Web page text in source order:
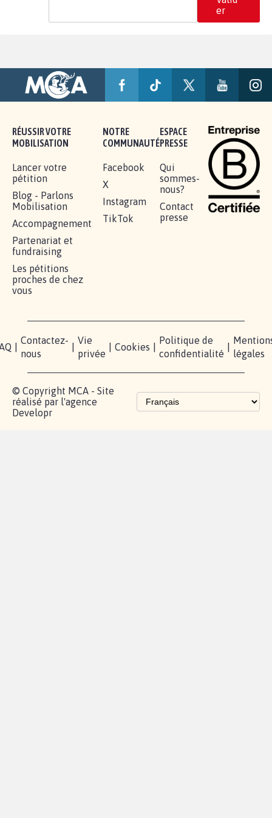
er
RÉUSSIR VOTRE
MOBILISATION
Lancer votre
pétition
Blog - Parlons
Mobilisation
Accompagnement
Partenariat et
fundraising
Les pétitions
proches de chez
vous
NOTRE
COMMUNAUTÉ
Facebook
X
Instagram
TikTok
ESPACE
PRESSE
Qui
sommes-
nous?
Contact
presse
Contactez-
nous
Vie
privée
Cookies
Politique de
confidentialité
légales
© Copyright MCA - Site
réalisé par l'agence
Developr